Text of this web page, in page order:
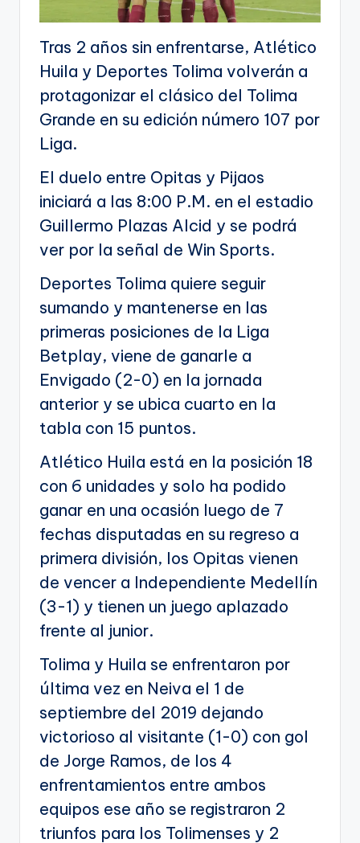
Tras 2 años sin enfrentarse, Atlético
Huila y Deportes Tolima volverán a
protagonizar el clásico del Tolima
Grande en su edición número 107 por
Liga.
El duelo entre Opitas y Pijaos
iniciará a las 8:00 P.M. en el estadio
Guillermo Plazas Alcid y se podrá
ver por la señal de Win Sports.
Deportes Tolima quiere seguir
sumando y mantenerse en las
primeras posiciones de la Liga
Betplay, viene de ganarle a
Envigado (2-0) en la jornada
anterior y se ubica cuarto en la
tabla con 15 puntos.
Atlético Huila está en la posición 18
con 6 unidades y solo ha podido
ganar en una ocasión luego de 7
fechas disputadas en su regreso a
primera división, los Opitas vienen
de vencer a Independiente Medellín
(3-1) y tienen un juego aplazado
frente al junior.
Tolima y Huila se enfrentaron por
última vez en Neiva el 1 de
septiembre del 2019 dejando
victorioso al visitante (1-0) con gol
de Jorge Ramos, de los 4
enfrentamientos entre ambos
equipos ese año se registraron 2
triunfos para los Tolimenses y 2